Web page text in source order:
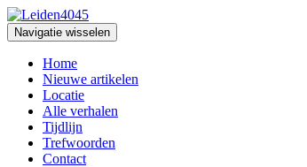
Navigatie wisselen
Home
Nieuwe artikelen
Locatie
Alle verhalen
Tijdlijn
Trefwoorden
Contact